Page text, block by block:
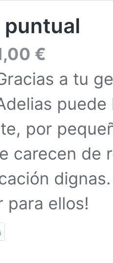
€
a tu
por
carecen de
para ellos!